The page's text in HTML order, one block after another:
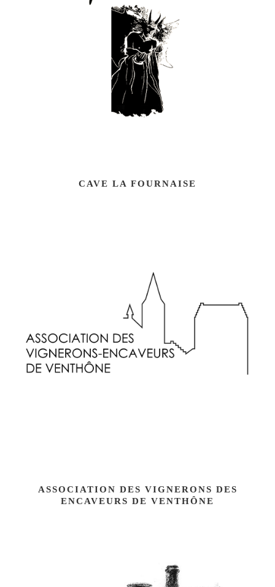
CAVE LA FOURNAISE
ASSOCIATION DES VIGNERONS DES
ENCAVEURS DE VENTHÔNE